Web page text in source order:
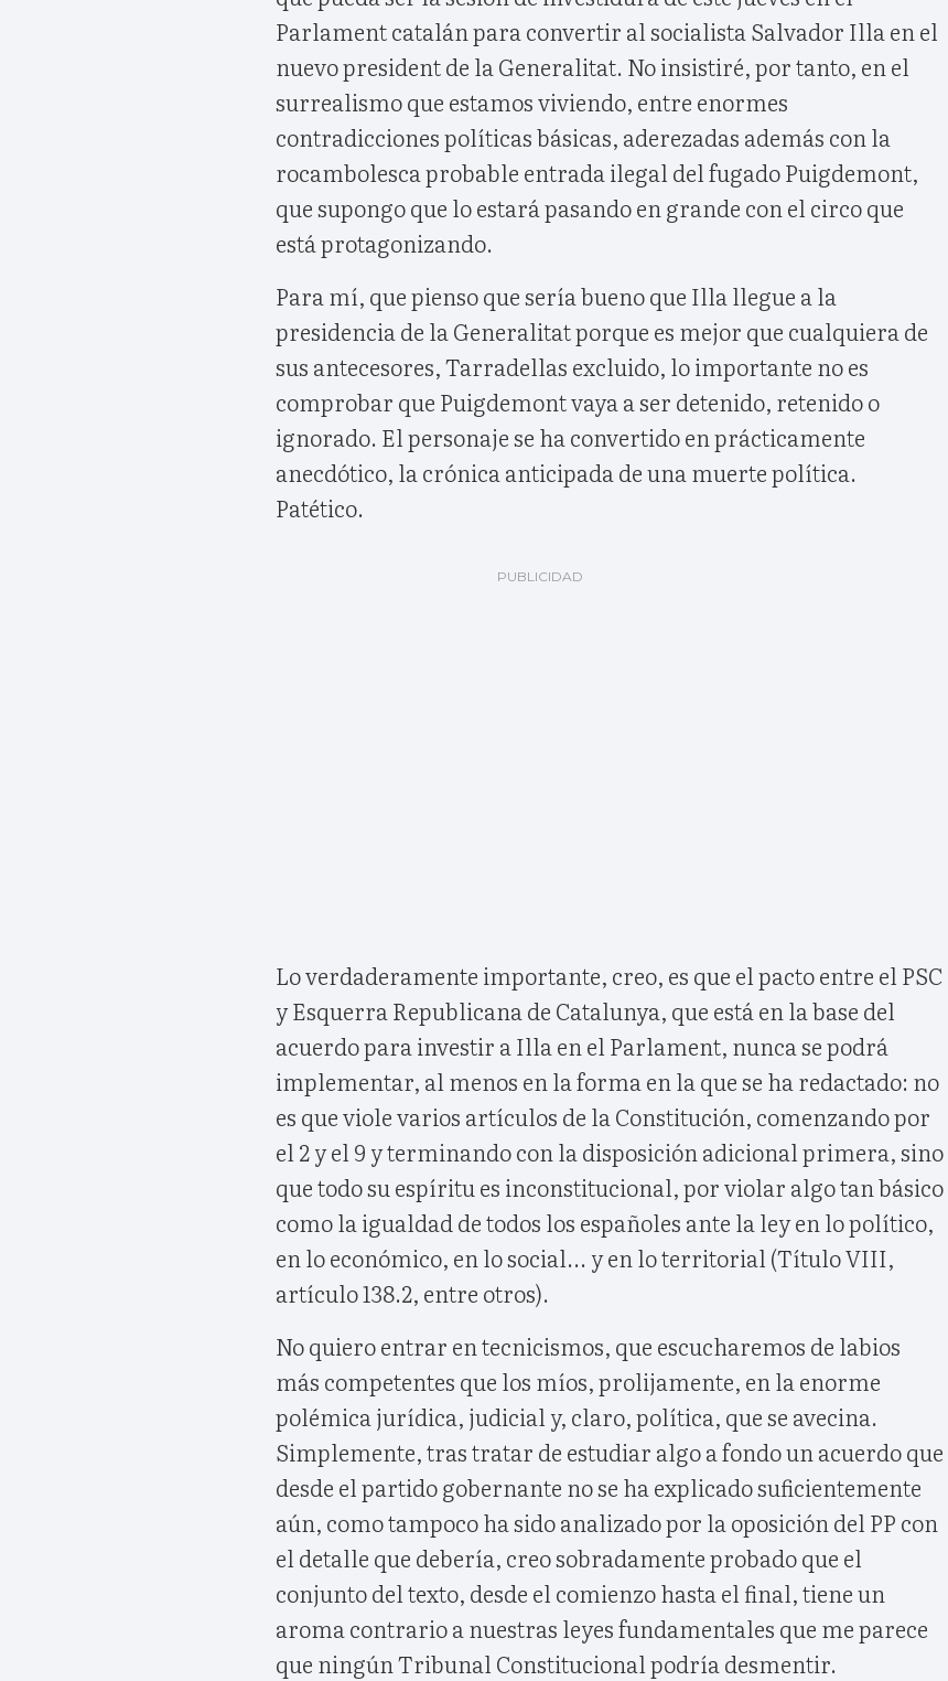
Parlament catalán para convertir al socialista Salvador Illa en el
nuevo president de la Generalitat. No insistiré, por tanto, en el
surrealismo que estamos viviendo, entre enormes
contradicciones políticas básicas, aderezadas además con la
rocambolesca probable entrada ilegal del fugado Puigdemont,
que supongo que lo estará pasando en grande con el circo que
está protagonizando.
Para mí, que pienso que sería bueno que Illa llegue a la
presidencia de la Generalitat porque es mejor que cualquiera de
sus antecesores, Tarradellas excluido, lo importante no es
comprobar que Puigdemont vaya a ser detenido, retenido o
ignorado. El personaje se ha convertido en prácticamente
anecdótico, la crónica anticipada de una muerte política.
Patético.
Lo verdaderamente importante, creo, es que el pacto entre el PSC
y Esquerra Republicana de Catalunya, que está en la base del
acuerdo para investir a Illa en el Parlament, nunca se podrá
implementar, al menos en la forma en la que se ha redactado: no
es que viole varios artículos de la Constitución, comenzando por
el 2 y el 9 y terminando con la disposición adicional primera, sino
que todo su espíritu es inconstitucional, por violar algo tan básico
como la igualdad de todos los españoles ante la ley en lo político,
en lo económico, en lo social... y en lo territorial (Título VIII,
artículo 138.2, entre otros).
No quiero entrar en tecnicismos, que escucharemos de labios
más competentes que los míos, prolijamente, en la enorme
polémica jurídica, judicial y, claro, política, que se avecina.
Simplemente, tras tratar de estudiar algo a fondo un acuerdo que
desde el partido gobernante no se ha explicado suficientemente
aún, como tampoco ha sido analizado por la oposición del PP con
el detalle que debería, creo sobradamente probado que el
conjunto del texto, desde el comienzo hasta el final, tiene un
aroma contrario a nuestras leyes fundamentales que me parece
que ningún Tribunal Constitucional podría desmentir.